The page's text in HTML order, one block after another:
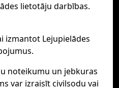
lietotāju darbības.
izmantot Lejupielādes
noteikumu un jebkuras
var izraisīt civilsodu vai